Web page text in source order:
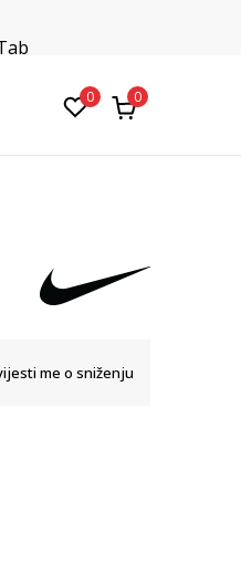
0 0
me o sniženju